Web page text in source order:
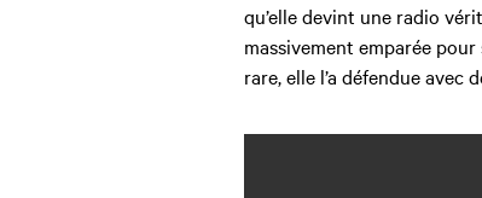
qu’elle devint une radio
massivement emparée pour
rare, elle l’a défendue